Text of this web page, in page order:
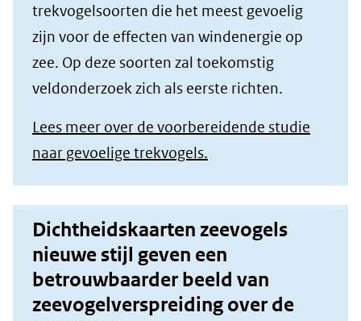
trekvogelsoorten die het meest gevoelig
zijn voor de effecten van windenergie op
zee. Op deze soorten zal toekomstig
veldonderzoek zich als eerste richten.
Lees meer over de voorbereidende studie
naar gevoelige trekvogels.
Dichtheidskaarten zeevogels
nieuwe stijl geven een
betrouwbaarder beeld van
zeevogelverspreiding over de